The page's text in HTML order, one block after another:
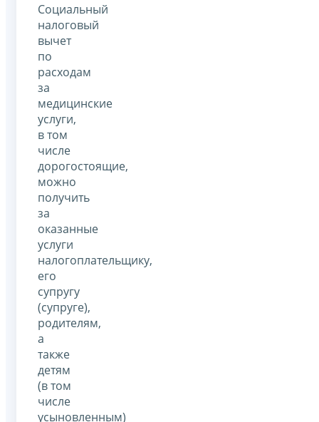
Социальный
налоговый
вычет
по
расходам
за
медицинские
услуги,
в том
числе
дорогостоящие,
можно
получить
за
оказанные
услуги
налогоплательщику,
его
супругу
(супруге),
родителям,
а
также
детям
(в том
числе
усыновленным)